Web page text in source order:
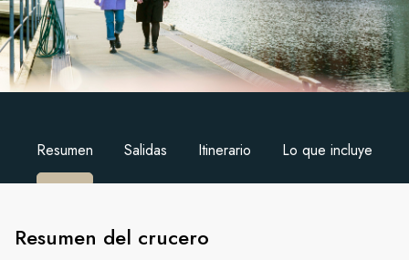
Resumen Salidas Itinerario Lo que incluye
Resumen del crucero